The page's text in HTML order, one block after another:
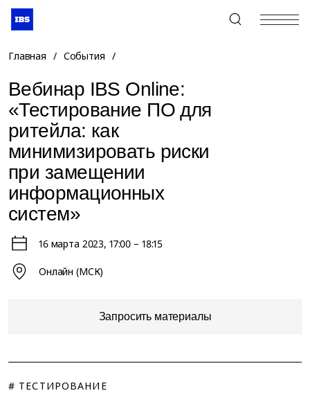
+7 (495) 967-80-80
Главная / События /
Вебинар IBS Online:
«Тестирование ПО для
ритейла: как
минимизировать риски
при замещении
информационных
систем»
16 марта 2023, 17:00 – 18:15
Онлайн (МСК)
Запросить материалы
# ТЕСТИРОВАНИЕ